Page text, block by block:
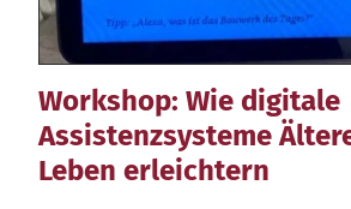
Workshop: Wie digitale
Assistenzsysteme
Leben erleichtern